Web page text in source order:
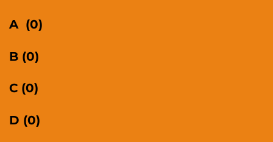
A (0)
B (0)
C (0)
D (0)